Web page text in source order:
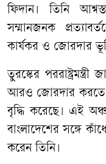
ফিদান। তিনি
সম্মানজনক
কার্যকর ও জোরদার
তুরস্কের
আরও জোরদার করতে
বৃদ্ধি করেছে। এই
বাংলাদেশের সঙ্গে
করেন তিনি।